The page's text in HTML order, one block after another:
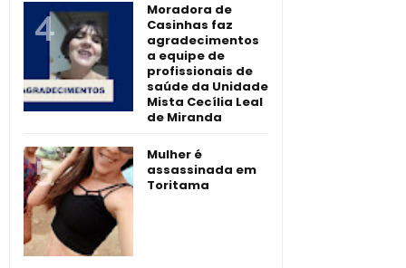
Moradora de
Casinhas faz
agradecimentos
a equipe de
profissionais de
saúde da Unidade
Mista Cecília Leal
de Miranda
Mulher é
assassinada em
Toritama